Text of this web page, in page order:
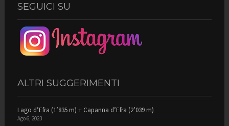
SEGUICI SU
ALTRI SUGGERIMENTI
Lago d’Efra (1’835 m) + Capanna d’Efra (2’039 m)
Ago 6, 2023